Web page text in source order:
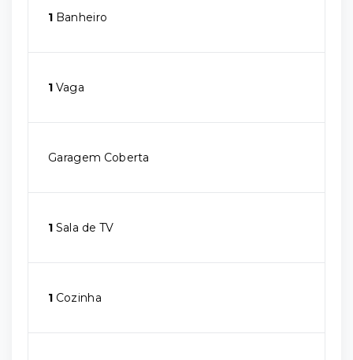
1 Banheiro
1 Vaga
Garagem Coberta
1 Sala de TV
1 Cozinha